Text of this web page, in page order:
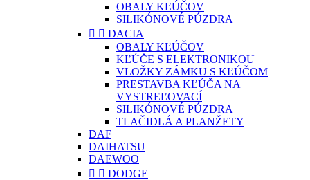
OBALY KĽÚČOV
SILIKÓNOVÉ PÚZDRA
  DACIA
OBALY KĽÚČOV
KĽÚČE S ELEKTRONIKOU
VLOŽKY ZÁMKU S KĽÚČOM
PRESTAVBA KĽÚČA NA
VYSTREĽOVACÍ
SILIKÓNOVÉ PÚZDRA
TLAČIDLÁ A PLANŽETY
DAF
DAIHATSU
DAEWOO
  DODGE